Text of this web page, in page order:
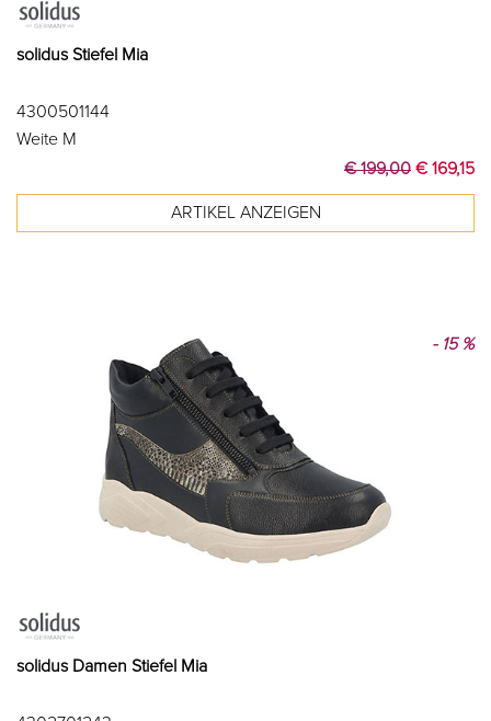
solidus Stiefel Mia
4300501144
Weite M
€ 199,00 € 169,15
solidus Damen Stiefel Mia
- 15 %